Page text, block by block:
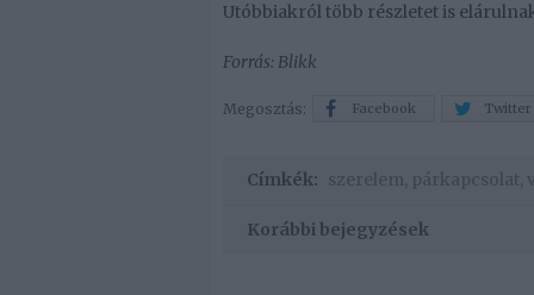
Utóbbiakról több részletet is
Forrás: Blikk
Megosztás: Facebook Twitter
Címkék: szerelem párkapcsolat
Korábbi bejegyzések